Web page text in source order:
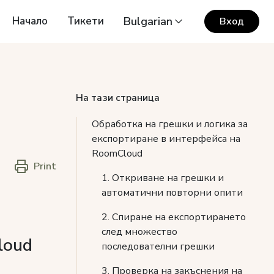
Начало Тикети Bulgarian Вход
Print
На тази страница
Обработка на грешки и логика за
експортиране в интерфейса на
RoomCloud
1. Откриване на грешки и
автоматични повторни опити
2. Спиране на експортирането
след множество
последователни грешки
3. Проверка на закъснения на